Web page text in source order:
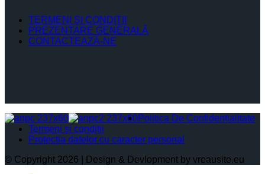
TERMENI ŞI CONDIŢII
PREZENTARE GENERALĂ
CONTACTEAZĂ-NE
Politica De Confidențialitate
Termeni și condiții
Protectia datelor cu caracter personal
© Copyright 2026 | Design & Devlopment by vreausite.eu